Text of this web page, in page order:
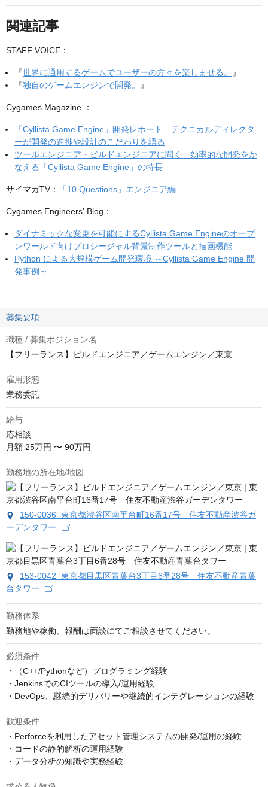
関連記事
STAFF VOICE：
『世界に通用するゲームでユーザーの方々を楽しませる。 』
『独自のゲームエンジンで開発。 』
Cygames Magazine ：
「Cyllista Game Engine」開発レポート テクニカルディレクタ
ーが開発の進捗や設計のこだわりを語る
ツールエンジニア・ビルドエンジニアに聞く 効率的な開発をか
なえる「Cyllista Game Engine」の特長
サイマガTV： 「10 Questions」エンジニア編
Cygames Engineers' Blog：
ダイナミックな変更を可能にするCyllista Game Engineのオープ
ンワールド向けプロシージャル背景制作ツールと描画機能
Python による大規模ゲーム開発環境 ～Cyllista Game Engine 開
発事例～
募集要項
職種 / 募集ポジション名
【フリーランス】ビルドエンジニア／ゲームエンジン／東京
雇用形態
業務委託
給与
応相談
月額 25万円 〜 90万円
勤務地の所在地/地図
150-0036 東京都渋谷区南平台町16番17号 住友不動産渋谷ガ
ーデンタワー
153-0042 東京都目黒区青葉台3丁目6番28号 住友不動産青葉
台タワー
勤務体系
勤務地や稼働、報酬は面談にてご相談させてください。
必須条件
・（C++/Pythonなど）プログラミング経験
・JenkinsでのCIツールの導入/運用経験
・DevOps、継続的デリバリーや継続的インテグレーションの経験
歓迎条件
・Perforceを利用したアセット管理システムの開発/運用の経験
・コードの静的解析の運用経験
・データ分析の知識や実務経験